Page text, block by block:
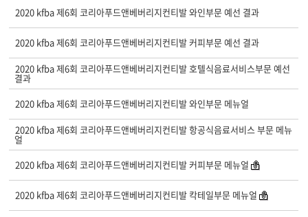
2020 kfba 제6회 코리아푸드앤베버리지컨티발 와인부문 예선 결과
2020 kfba 제6회 코리아푸드앤베버리지컨티발 커피부문 예선 결과
2020 kfba 제6회 코리아푸드앤베버리지컨티발 호텔식음료서비스부문 예선
결과
2020 kfba 제6회 코리아푸드앤베버리지컨티발 와인부문 메뉴얼
2020 kfba 제6회 코리아푸드앤베버리지컨티발 항공식음료서비스 부문 메뉴
얼
2020 kfba 제6회 코리아푸드앤베버리지컨티발 커피부문 메뉴얼
2020 kfba 제6회 코리아푸드앤베버리지컨티발 칵테일부문 메뉴얼